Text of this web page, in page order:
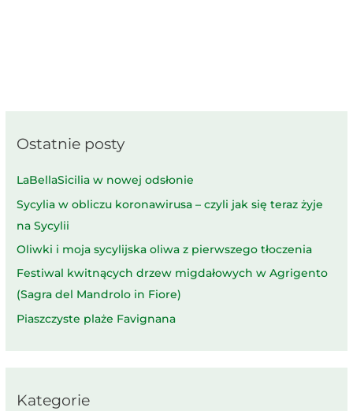
Ostatnie posty
LaBellaSicilia w nowej odsłonie
Sycylia w obliczu koronawirusa – czyli jak się teraz żyje
na Sycylii
Oliwki i moja sycylijska oliwa z pierwszego tłoczenia
Festiwal kwitnących drzew migdałowych w Agrigento
(Sagra del Mandrolo in Fiore)
Piaszczyste plaże Favignana
Kategorie